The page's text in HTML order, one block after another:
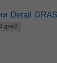
Detail
дней